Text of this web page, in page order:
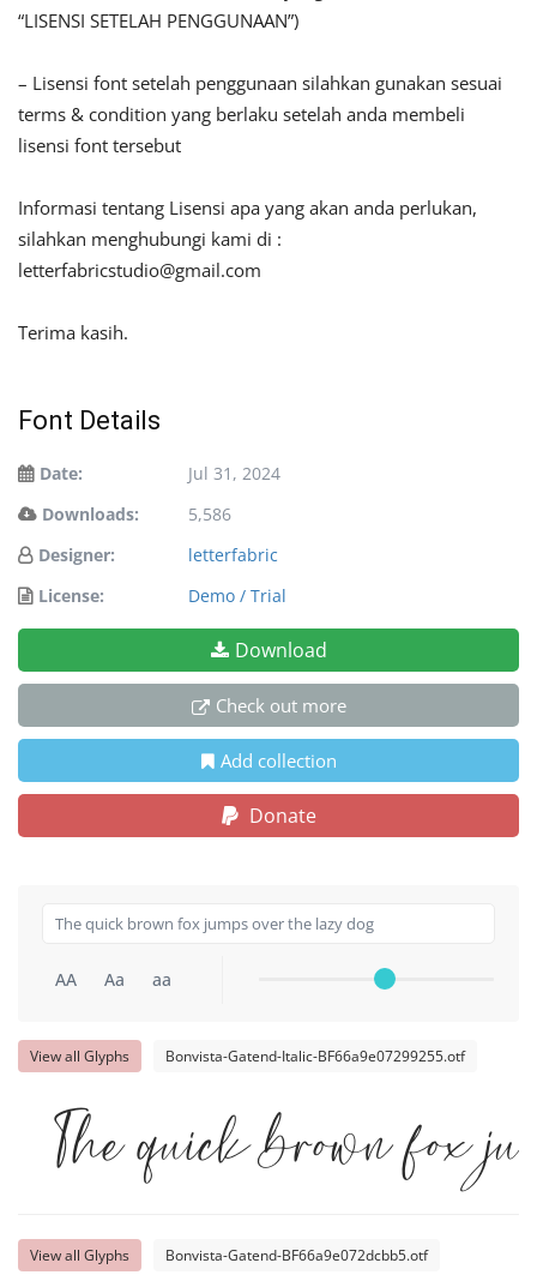
“LISENSI SETELAH PENGGUNAAN”)
– Lisensi font setelah penggunaan silahkan gunakan sesuai
terms & condition yang berlaku setelah anda membeli
lisensi font tersebut
Informasi tentang Lisensi apa yang akan anda perlukan,
silahkan menghubungi kami di :
letterfabricstudio@gmail.com
Terima kasih.
Font Details
Date:
Jul 31, 2024
Downloads:
5,586
Designer:
letterfabric
License:
Demo / Trial
Download
Check out more
Add collection
Donate
AA Aa aa
View all Glyphs Bonvista-Gatend-Italic-BF66a9e07299255.otf
The quick brown fox
View all Glyphs Bonvista-Gatend-BF66a9e072dcbb5.otf